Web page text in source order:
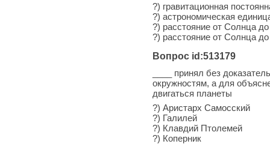
?) гравитационная
?) астрономическая
?) расстояние от Солнца
?) расстояние от Солнца
Вопрос id:513179
____ принял без
окружностям, а для
двигаться планеты
?) Аристарх Самосский
?) Галилей
?) Клавдий Птолемей
?) Коперник